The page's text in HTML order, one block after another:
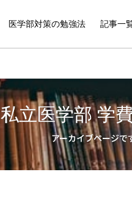
医学部対策の勉強法 記事一
私立医学部 学
アーカイブページで